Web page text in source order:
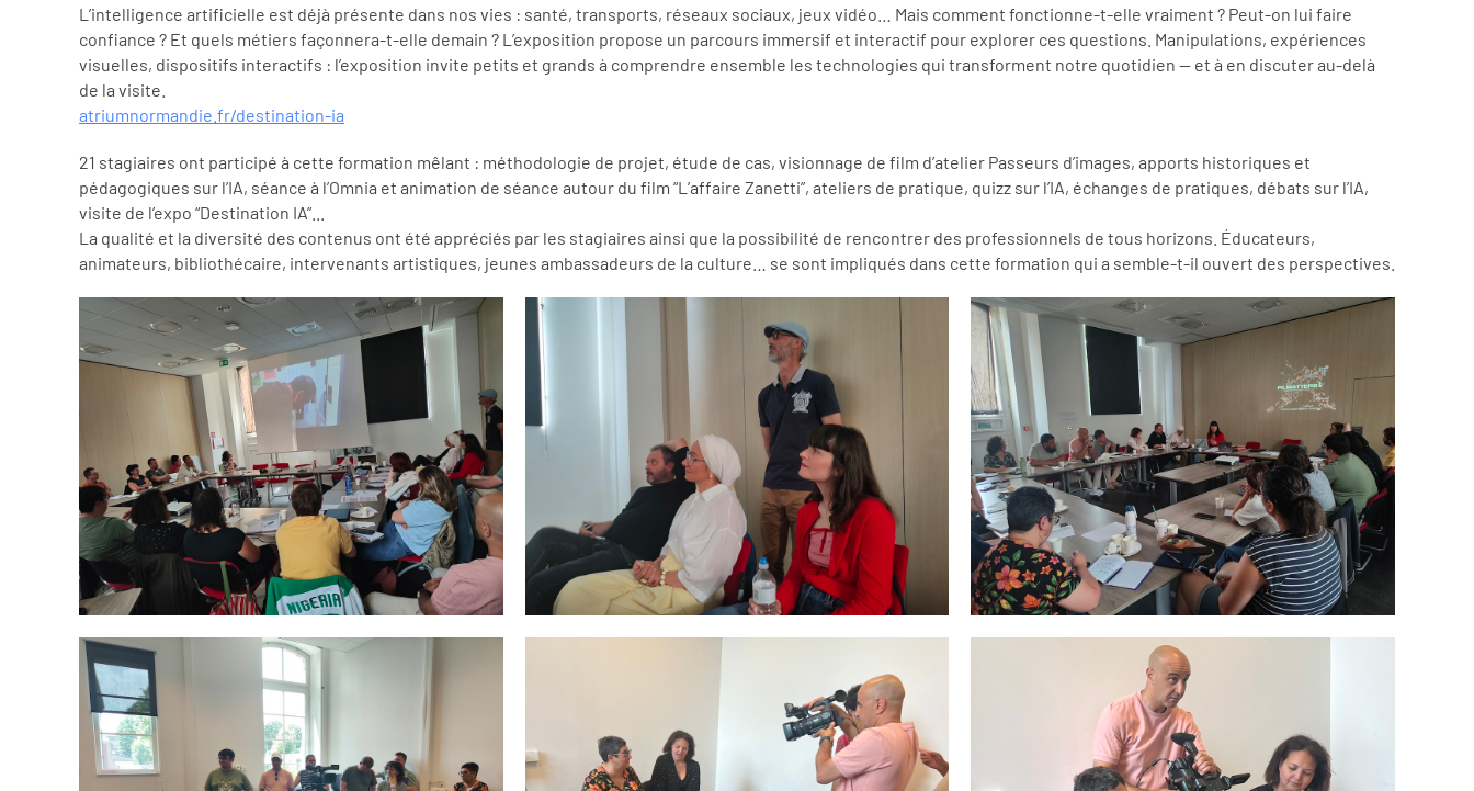
L’intelligence artificielle est déjà présente dans nos vies : santé, transports, réseaux sociaux, jeux vidéo… Mais comment fonctionne-t-elle vraiment ? Peut-on lui faire
confiance ? Et quels métiers façonnera-t-elle demain ? L’exposition propose un parcours immersif et interactif pour explorer ces questions. Manipulations, expériences
visuelles, dispositifs interactifs : l’exposition invite petits et grands à comprendre ensemble les technologies qui transforment notre quotidien — et à en discuter au-delà
de la visite.
atriumnormandie.fr/destination-ia
21 stagiaires ont participé à cette formation mêlant : méthodologie de projet, étude de cas, visionnage de film d’atelier Passeurs d’images, apports historiques et
pédagogiques sur l’IA, séance à l’Omnia et animation de séance autour du film “L’affaire Zanetti”, ateliers de pratique, quizz sur l’IA, échanges de pratiques, débats sur l’IA,
visite de l’expo “Destination IA”...
La qualité et la diversité des contenus ont été appréciés par les stagiaires ainsi que la possibilité de rencontrer des professionnels de tous horizons. Éducateurs,
animateurs, bibliothécaire, intervenants artistiques, jeunes ambassadeurs de la culture… se sont impliqués dans cette formation qui a semble-t-il ouvert des perspectives.